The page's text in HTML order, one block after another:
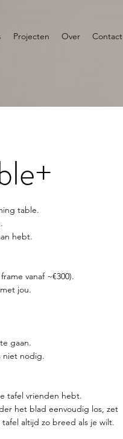
Projecten Over Contact
table.
hebt.
vanaf ~€300).
jou.
gaan.
niet nodig.
tafel vrienden hebt.
het blad eenvoudig los, zet
altijd zo breed als je wilt.